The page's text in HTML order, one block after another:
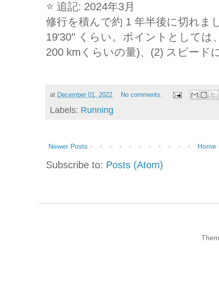
⭐️ 追記: 2024年3月
修行を積んで約 1 年半後に切れま
19'30'' くらい。ポイントとしては
200 kmくらいの量)、(2) スピード
at December 01, 2022 No comments:
Labels: Running
Newer Posts Home
Subscribe to: Posts (Atom)